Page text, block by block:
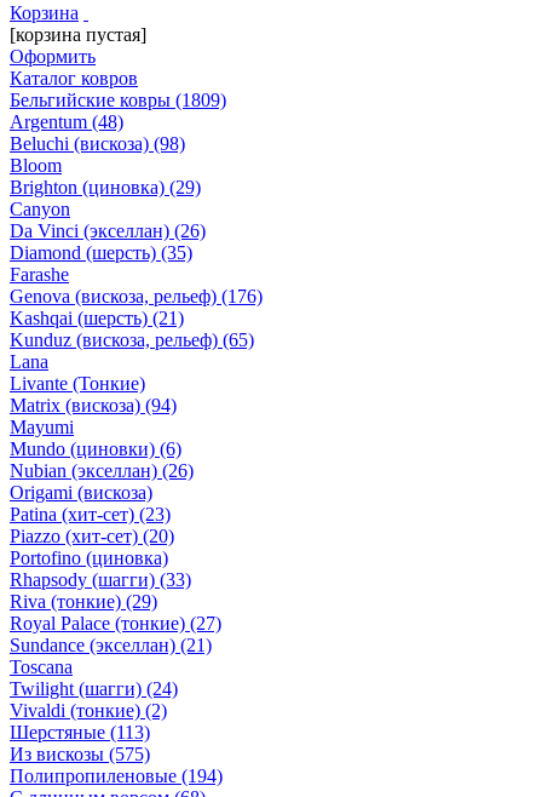
Корзина
[корзина пустая]
Оформить
Каталог ковров
Бельгийские ковры (1809)
Argentum (48)
Beluchi (вискоза) (98)
Bloom
Brighton (циновка) (29)
Canyon
Da Vinci (экселлан) (26)
Diamond (шерсть) (35)
Farashe
Genova (вискоза, рельеф) (176)
Kashqai (шерсть) (21)
Kunduz (вискоза, рельеф) (65)
Lana
Livante (Тонкие)
Matrix (вискоза) (94)
Mayumi
Mundo (циновки) (6)
Nubian (экселлан) (26)
Origami (вискоза)
Patina (хит-сет) (23)
Piazzo (хит-сет) (20)
Portofino (циновка)
Rhapsody (шагги) (33)
Riva (тонкие) (29)
Royal Palace (тонкие) (27)
Sundance (экселлан) (21)
Toscana
Twilight (шагги) (24)
Vivaldi (тонкие) (2)
Шерстяные (113)
Из вискозы (575)
Полипропиленовые (194)